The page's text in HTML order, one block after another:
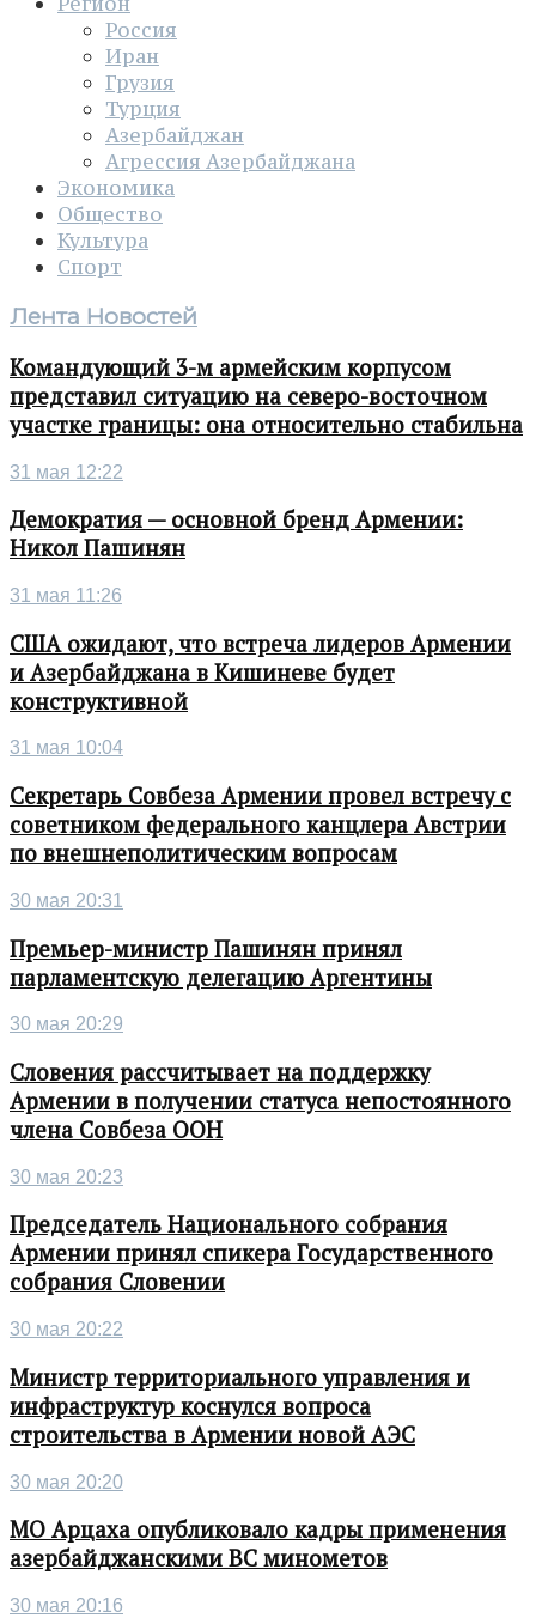
Россия
Иран
Грузия
Турция
Азербайджан
Агрессия Азербайджана
Экономика
Общество
Культура
Спорт
Лента Новостей
Командующий 3-м армейским корпусом
представил ситуацию на северо-восточном
участке границы: она относительно стабильна
31 мая 12:22
Демократия — основной бренд Армении:
Никол Пашинян
31 мая 11:26
США ожидают, что встреча лидеров Армении
и Азербайджана в Кишиневе будет
конструктивной
31 мая 10:04
Секретарь Совбеза Армении провел встречу с
советником федерального канцлера Австрии
по внешнеполитическим вопросам
30 мая 20:31
Премьер-министр Пашинян принял
парламентскую делегацию Аргентины
30 мая 20:29
Словения рассчитывает на поддержку
Армении в получении статуса непостоянного
члена Совбеза ООН
30 мая 20:23
Председатель Национального собрания
Армении принял спикера Государственного
собрания Словении
30 мая 20:22
Министр территориального управления и
инфраструктур коснулся вопроса
строительства в Армении новой АЭС
30 мая 20:20
МО Арцаха опубликовало кадры применения
азербайджанскими ВС минометов
30 мая 20:16